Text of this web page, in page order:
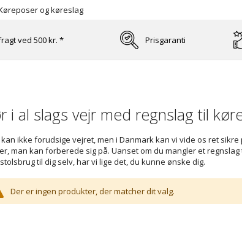
og køreslag
ved 500 kr. * Prisgaranti
i al slags vejr med regnslag til
ikke forudsige vejret, men i Danmark kan vi vide os ret
man kan forberede sig på. Uanset om du mangler et
til dig selv, har vi lige det, du kunne ønske dig.
Der er ingen produkter, der matcher dit valg.